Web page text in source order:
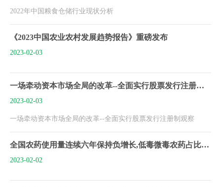
2022年中国粮食仓储行业现状分析
《2023中国农业农村发展趋势报告》重磅发布
2023-02-03
一场牵动资本市场全局的改革--全面实行股票发行注册制观察
2023-02-03
一场牵动资本市场全局的改革--全面实行股票发行注册制观察
全国农药使用量连续六年保持负增长,低毒微毒农药占比达85%
2023-02-02